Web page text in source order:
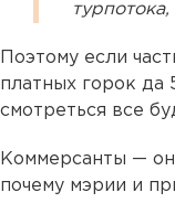
Поэтому если
платных горок да
смотреться все
Коммерсанты —
почему мэрии и